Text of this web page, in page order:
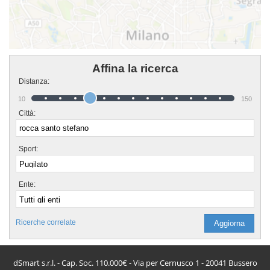
Affina la ricerca
Distanza:
10 150
Città:
Sport:
Ente:
Ricerche correlate
dSmart s.r.l. - Cap. Soc. 110.000€ - Via per Cernusco 1 - 20041 Bussero